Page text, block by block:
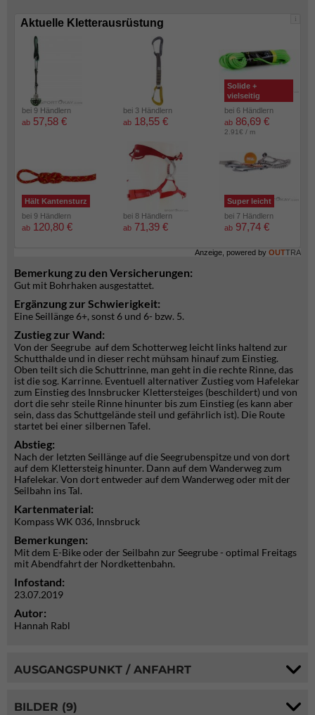
i
Aktuelle Kletterausrüstung
bei 9 Händlern
ab 57,58 €
bei 3 Händlern
ab 18,55 €
Solide +
vielseitig
bei 6 Händlern
ab 86,69 €
2.91€ / m
Hält Kantensturz
bei 9 Händlern
ab 120,80 €
bei 8 Händlern
ab 71,39 €
Super leicht
bei 7 Händlern
ab 97,74 €
Anzeige, powered by OUTTRA
Bemerkung zu den Versicherungen:
Gut mit Bohrhaken ausgestattet.
Ergänzung zur Schwierigkeit:
Eine Seillänge 6+, sonst 6 und 6- bzw. 5.
Zustieg zur Wand:
Von der Seegrube auf dem Schotterweg leicht links haltend zur
Schutthalde und in dieser recht mühsam hinauf zum Einstieg.
Oben teilt sich die Schuttrinne, man geht in die rechte Rinne, das
ist die sog. Karrinne. Eventuell alternativer Zustieg vom Hafelekar
zum Einstieg des Innsbrucker Klettersteiges (beschildert) und von
dort die sehr steile Rinne hinunter bis zum Einstieg (es kann aber
sein, dass das Schuttgelände steil und gefährlich ist). Die Route
startet bei einer silbernen Tafel.
Abstieg:
Nach der letzten Seillänge auf die Seegrubenspitze und von dort
auf dem Klettersteig hinunter. Dann auf dem Wanderweg zum
Hafelekar. Von dort entweder auf dem Wanderweg oder mit der
Seilbahn ins Tal.
Kartenmaterial:
Kompass WK 036, Innsbruck
Bemerkungen:
Mit dem E-Bike oder der Seilbahn zur Seegrube - optimal Freitags
mit Abendfahrt der Nordkettenbahn.
Infostand:
23.07.2019
Autor:
Hannah Rabl
AUSGANGSPUNKT / ANFAHRT
BILDER (9)